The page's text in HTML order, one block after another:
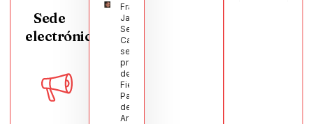
Sede
electrónica
Francisco
Javier
Segura
Castellanos
será el
pregonero
de las
Fiestas
Patronales
de
Argamasilla